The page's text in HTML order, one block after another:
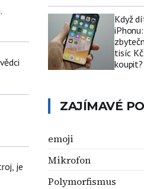
je
Když
tisíc
koupit?
ZAJÍMAVÉ
emoji
Mikrofon
Polymorfismus